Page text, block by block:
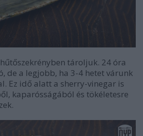
tároljuk. 24 óra
de a legjobb, ha 3-4 hetet várunk
Ez idő alatt a sherry-vinegar is
kaparósságából és tökéletesre